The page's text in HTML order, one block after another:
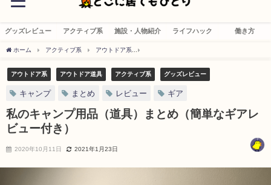
グッズレビュー アクティブ系 施設・人物紹介 ライフハック 働き方
ホーム アクティブ系 アウトドア系
アウトドア系 アウトドア道具 アクティブ系 グッズレビュー
キャンプ まとめ レビュー ギア
私のキャンプ用品（道具）まとめ（簡単なギアレ
ビュー付き）
2020年10月11日 2021年1月23日